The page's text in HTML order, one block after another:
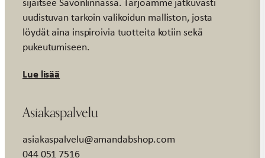
uudistuvan tarkoin valikoidun malliston, josta
löydät aina inspiroivia tuotteita kotiin sekä
pukeutumiseen.
Lue lisää
Asiakaspalvelu
asiakaspalvelu@amandabshop.com
044 051 7516